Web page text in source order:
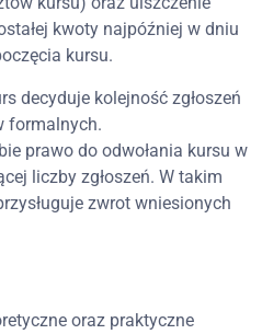
kwoty najpóźniej w dniu
kursu.
decyduje kolejność zgłoszeń
formalnych.
prawo do odwołania kursu w
liczby zgłoszeń. W takim
zwrot wniesionych
oraz praktyczne